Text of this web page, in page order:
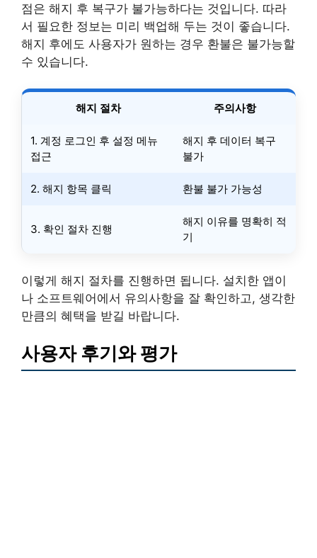
점은 해지 후 복구가 불가능하다는 것입니다. 따라
서 필요한 정보는 미리 백업해 두는 것이 좋습니다.
해지 후에도 사용자가 원하는 경우 환불은 불가능할
수 있습니다.
해지 절차 주의사항
1. 계정 로그인 후 설정 메뉴
접근
해지 후 데이터 복구
불가
2. 해지 항목 클릭 환불 불가 가능성
3. 확인 절차 진행
해지 이유를 명확히 적
기
이렇게 해지 절차를 진행하면 됩니다. 설치한 앱이
나 소프트웨어에서 유의사항을 잘 확인하고, 생각한
만큼의 혜택을 받길 바랍니다.
사용자 후기와 평가